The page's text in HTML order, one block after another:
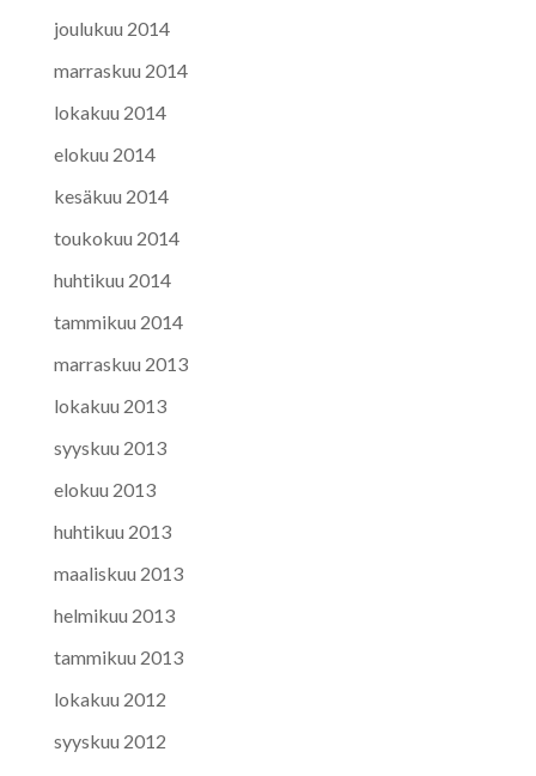
joulukuu 2014
marraskuu 2014
lokakuu 2014
elokuu 2014
kesäkuu 2014
toukokuu 2014
huhtikuu 2014
tammikuu 2014
marraskuu 2013
lokakuu 2013
syyskuu 2013
elokuu 2013
huhtikuu 2013
maaliskuu 2013
helmikuu 2013
tammikuu 2013
lokakuu 2012
syyskuu 2012